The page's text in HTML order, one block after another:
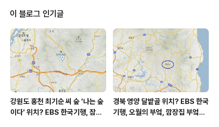
올 확률은 위 이미지에서 시간별 기상 상태 참조 대
기상황 공기질은어제 초미세먼지 좋음 = 4 ㎍/m³ 미세먼
지는 좋음 = 17 ㎍/m³ 황사는 보통 = 13 ㎍/m³ 자외선
(오후) = 보통 오늘 초미세먼지 좋음 = 2 ㎍/m³ 미세먼지
는 좋음 = 26 ㎍..
이 블로그 인기글
강원도 홍천 최기순 씨 숲 '나는 숲
이다' 위치? EBS 한국기행, 잠시
경북 영양 달밭골 위치? EBS 한국
기행, 오월의 부엌, 깜장집 부엌은